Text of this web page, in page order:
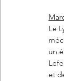
Le
un
et